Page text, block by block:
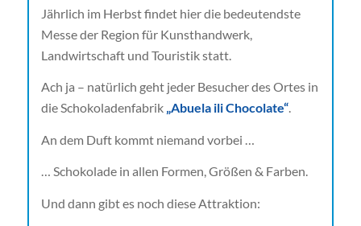
Jährlich im Herbst findet hier die bedeutendste
Messe der Region für Kunsthandwerk,
Landwirtschaft und Touristik statt.
Ach ja – natürlich geht jeder Besucher des Ortes in
die Schokoladenfabrik „Abuela ili Chocolate“.
An dem Duft kommt niemand vorbei …
… Schokolade in allen Formen, Größen & Farben.
Und dann gibt es noch diese Attraktion: